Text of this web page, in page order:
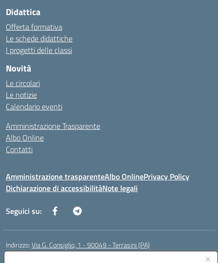
Didattica
Offerta formativa
Le schede didattiche
I progetti delle classi
Novità
Le circolari
Le notizie
Calendario eventi
Amministrazione Trasparente
Albo Online
Contatti
Amministrazione trasparenteAlbo OnlinePrivacy Policy
Dichiarazione di accessibilitàNote legali
Seguici su:
Indirizzo:Via G. Consiglio, 1 - 90049 - Terrasini (PA)
Centralino: